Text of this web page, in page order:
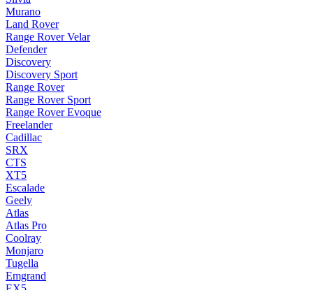
Murano
Land Rover
Range Rover Velar
Defender
Discovery
Discovery Sport
Range Rover
Range Rover Sport
Range Rover Evoque
Freelander
Cadillac
SRX
CTS
XT5
Escalade
Geely
Atlas
Atlas Pro
Coolray
Monjaro
Tugella
Emgrand